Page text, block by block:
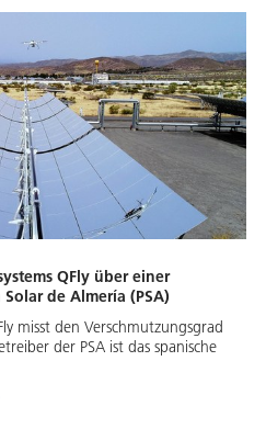
QFly über einer
de Almería (PSA)
misst den Verschmutzungsgrad
der PSA ist das spanische